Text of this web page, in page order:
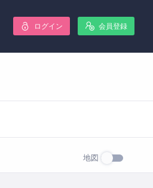
ログイン 会員登録
地図